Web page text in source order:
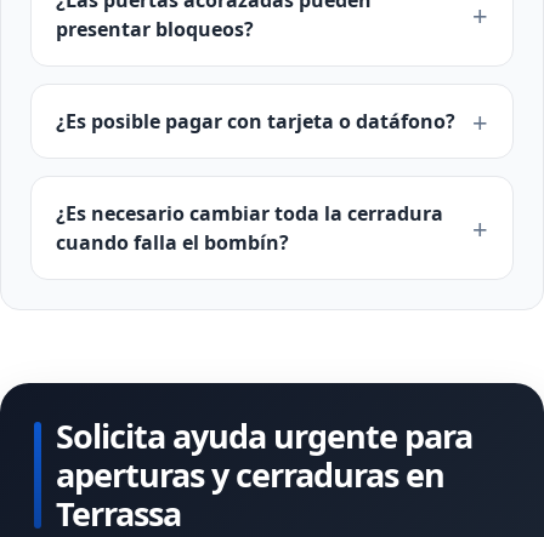
presentar bloqueos?
¿Es posible pagar con tarjeta o datáfono?
¿Es necesario cambiar toda la cerradura
cuando falla el bombín?
Solicita ayuda urgente para
aperturas y cerraduras en
Terrassa